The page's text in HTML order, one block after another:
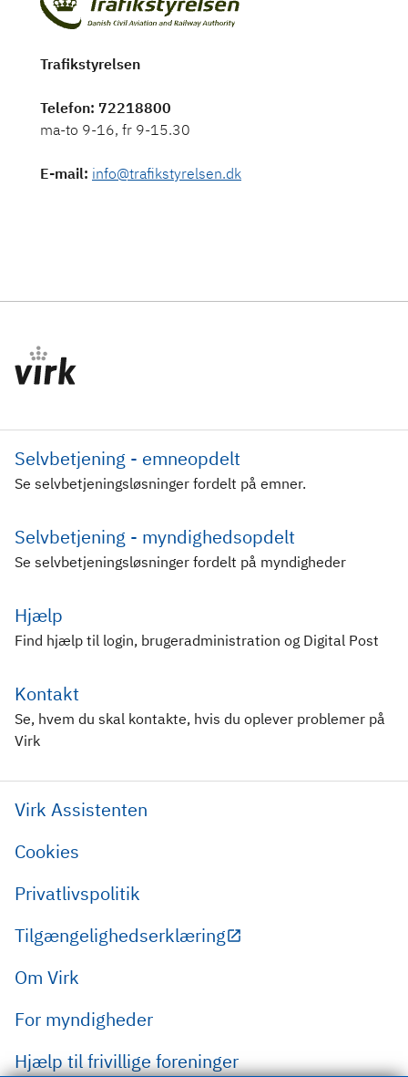
Trafikstyrelsen
Telefon: 72218800
ma-to 9-16, fr 9-15.30
E-mail: info@trafikstyrelsen.dk
Selvbetjening - emneopdelt
Se selvbetjeningsløsninger fordelt på emner.
Selvbetjening - myndighedsopdelt
Se selvbetjeningsløsninger fordelt på myndigheder
Hjælp
Find hjælp til login, brugeradministration og Digital Post
Kontakt
Se, hvem du skal kontakte, hvis du oplever problemer på
Virk
Virk Assistenten
Cookies
Privatlivspolitik
Tilgængelighedserklæring
Om Virk
For myndigheder
Hjælp til frivillige foreninger